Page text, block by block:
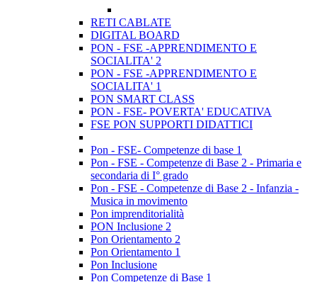
RETI CABLATE
DIGITAL BOARD
PON - FSE -APPRENDIMENTO E
SOCIALITA' 2
PON - FSE -APPRENDIMENTO E
SOCIALITA' 1
PON SMART CLASS
PON - FSE- POVERTA' EDUCATIVA
FSE PON SUPPORTI DIDATTICI
Pon - FSE- Competenze di base 1
Pon - FSE - Competenze di Base 2 - Primaria e
secondaria di I° grado
Pon - FSE - Competenze di Base 2 - Infanzia -
Musica in movimento
Pon imprenditorialità
PON Inclusione 2
Pon Orientamento 2
Pon Orientamento 1
Pon Inclusione
Pon Competenze di Base 1